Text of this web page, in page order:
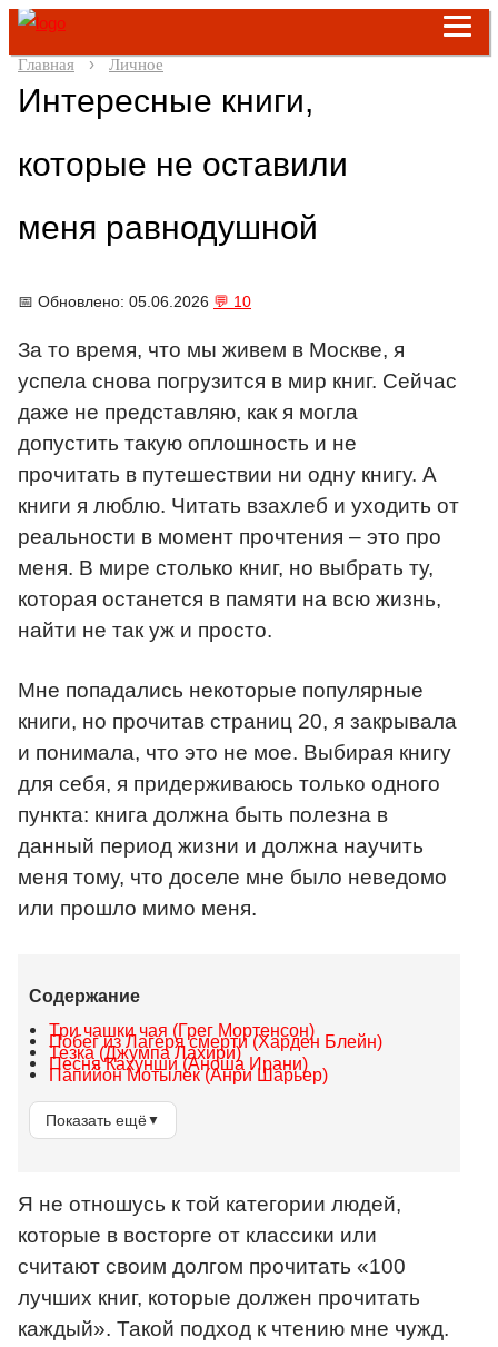
Главная Личное
Интересные книги,
которые не оставили
меня равнодушной
📅 Обновлено: 05.06.2026 💬 10
За то время, что мы живем в Москве, я
успела снова погрузится в мир книг. Сейчас
даже не представляю, как я могла
допустить такую оплошность и не
прочитать в путешествии ни одну книгу. А
книги я люблю. Читать взахлеб и уходить от
реальности в момент прочтения – это про
меня. В мире столько книг, но выбрать ту,
которая останется в памяти на всю жизнь,
найти не так уж и просто.
Мне попадались некоторые популярные
книги, но прочитав страниц 20, я закрывала
и понимала, что это не мое. Выбирая книгу
для себя, я придерживаюсь только одного
пункта: книга должна быть полезна в
данный период жизни и должна научить
меня тому, что доселе мне было неведомо
или прошло мимо меня.
Содержание
Три чашки чая (Грег Мортенсон)
Побег из Лагеря смерти (Харден Блейн)
Тезка (Джумпа Лахири)
Песня Кахунши (Аноша Ирани)
Папийон Мотылёк (Анри Шарьер)
Показать ещё▼
Я не отношусь к той категории людей,
которые в восторге от классики или
считают своим долгом прочитать «100
лучших книг, которые должен прочитать
каждый». Такой подход к чтению мне чужд.